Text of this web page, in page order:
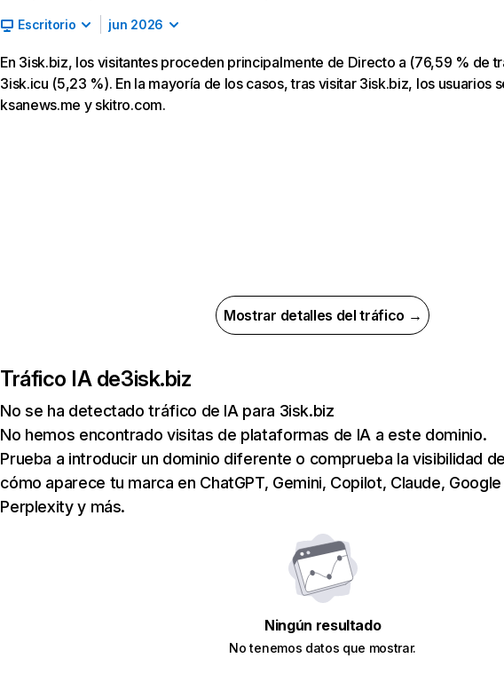
Escritorio jun 2026
En 3isk.biz, los visitantes proceden principalmente de Directo a (76,59 % de
3isk.icu (5,23 %). En la mayoría de los casos, tras visitar 3isk.biz, los usuarios
ksanews.me y skitro.com.
Mostrar detalles del tráfico →
Tráfico IA de3isk.biz
No se ha detectado tráfico de IA para 3isk.biz
No hemos encontrado visitas de plataformas de IA a este dominio.
Prueba a introducir un dominio diferente o comprueba la visibilidad
cómo aparece tu marca en ChatGPT, Gemini, Copilot, Claude,
Perplexity y más.
Ningún resultado
No tenemos datos que mostrar.